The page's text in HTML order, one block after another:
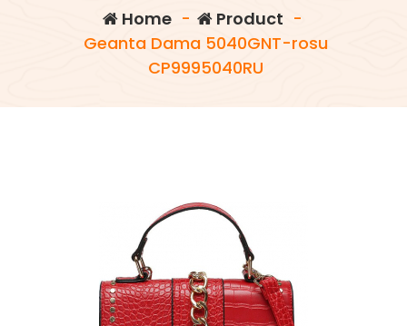
Home- Product -
Geanta Dama 5040GNT-rosu
CP9995040RU